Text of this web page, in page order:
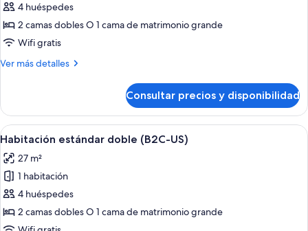
de
Habitación
estándar
4 huéspedes
2 camas dobles O 1 cama de matrimonio grande
Wifi gratis
Ver más detalles
Más
estándar
(E)
Consultar precios y disponibilidad
Abrir
todas
las
fotos
de
Habitación
estándar
Una habitación de hotel con una
4
Habitación estándar doble (B2C-US)
27 m²
1 habitación
4 huéspedes
2 camas dobles O 1 cama de matrimonio grande